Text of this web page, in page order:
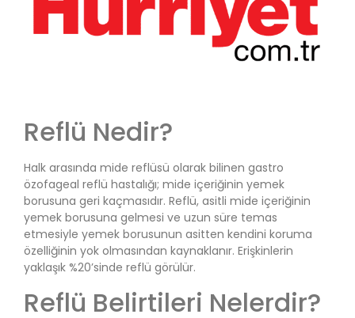
Reflü Nedir?
Halk arasında mide reflüsü olarak bilinen gastro
özofageal reflü hastalığı; mide içeriğinin yemek
borusuna geri kaçmasıdır. Reflü, asitli mide içeriğinin
yemek borusuna gelmesi ve uzun süre temas
etmesiyle yemek borusunun asitten kendini koruma
özelliğinin yok olmasından kaynaklanır. Erişkinlerin
yaklaşık %20’sinde reflü görülür.
Reflü Belirtileri Nelerdir?